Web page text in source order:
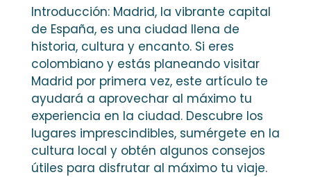
Introducción: Madrid, la vibrante capital
de España, es una ciudad llena de
historia, cultura y encanto. Si eres
colombiano y estás planeando visitar
Madrid por primera vez, este artículo te
ayudará a aprovechar al máximo tu
experiencia en la ciudad. Descubre los
lugares imprescindibles, sumérgete en la
cultura local y obtén algunos consejos
útiles para disfrutar al máximo tu viaje.